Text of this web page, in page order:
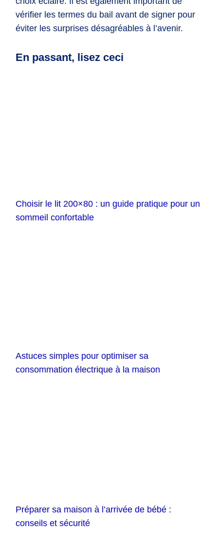
vérifier les termes du bail avant de signer pour
éviter les surprises désagréables à l’avenir.
En passant, lisez ceci
Choisir le lit 200×80 : un guide pratique pour un
sommeil confortable
Astuces simples pour optimiser sa
consommation électrique à la maison
Préparer sa maison à l’arrivée de bébé :
conseils et sécurité